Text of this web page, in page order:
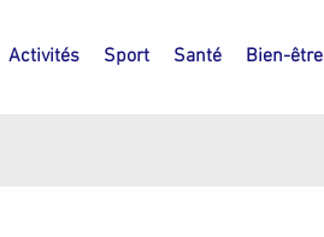
Activités Sport Santé Bien-être